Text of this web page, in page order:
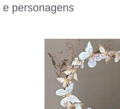
e personagens